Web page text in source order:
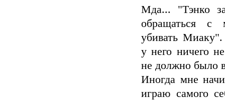
Мда... "Тэнко
обращаться с
убивать
у него ничего
не должно было
Иногда мне
играю самого